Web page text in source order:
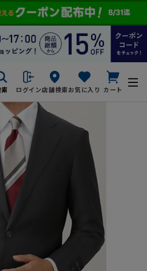
ログイン店舗検索お気に入り カート